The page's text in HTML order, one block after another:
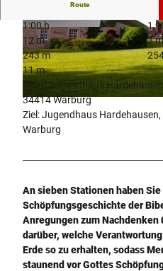
© F.Grawe, F.Grawe
© Kulturland Kreis Höxter, c/o GfW im Kreis Hö
xter mbH
Route
1:00 h
12 m
3 m
243 m
11 m
Start: Jugendhaus
34414 Warburg
Ziel: Jugendhaus
Warburg
An sieben Stationen haben
Schöpfungsgeschichte der
Anregungen zum Nachdenken
darüber, welche
Erde so zu erhalten, sodass
staunend vor Gottes